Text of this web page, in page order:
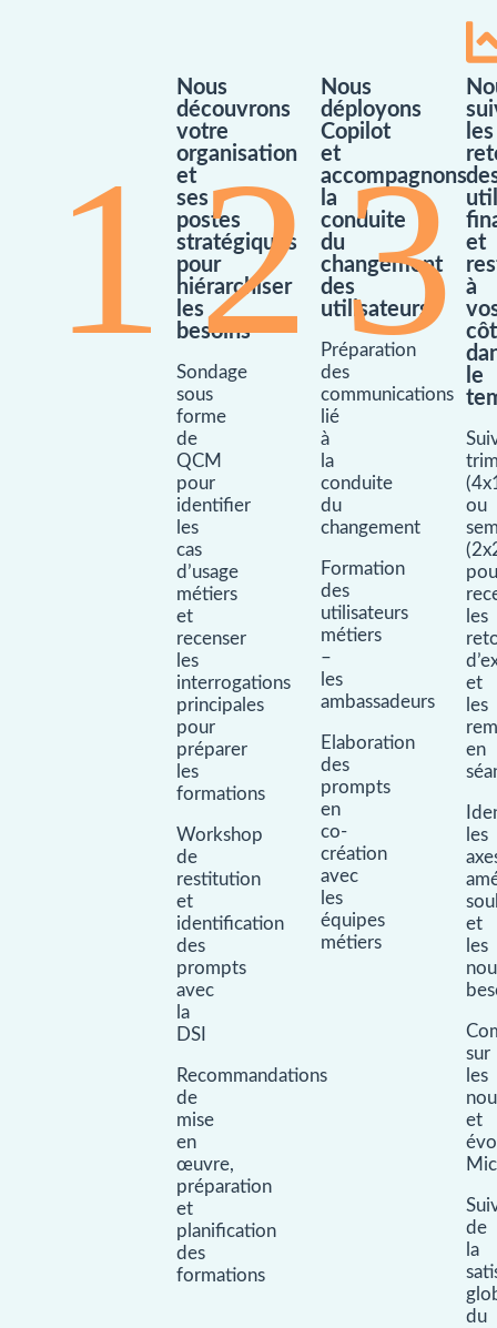
1
Nous
découvrons
votre
organisation
et
ses
postes
stratégiques
pour
hiérarchiser
les
besoins
Sondage
sous
forme
de
QCM
pour
identifier
les
cas
d’usage
métiers
et
recenser
les
interrogations
principales
pour
préparer
les
formations
Workshop
de
restitution
et
identification
des
prompts
avec
la
DSI
Recommandations
de
mise
en
œuvre,
préparation
et
planification
des
formations
2
Nous
déployons
Copilot
et
accompagnons
la
conduite
du
changement
des
utilisateurs
Préparation
des
communications
lié
à
la
conduite
du
changement
Formation
des
utilisateurs
métiers
–
les
ambassadeurs
Elaboration
des
prompts
en
co-
création
avec
les
équipes
métiers
3
les
et
à
le
ou
les
et
les
en
les
et
les
sur
les
et
de
la
du